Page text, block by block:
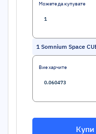
Можете да купувате
1 Somnium Space
Вие харчите
Купи